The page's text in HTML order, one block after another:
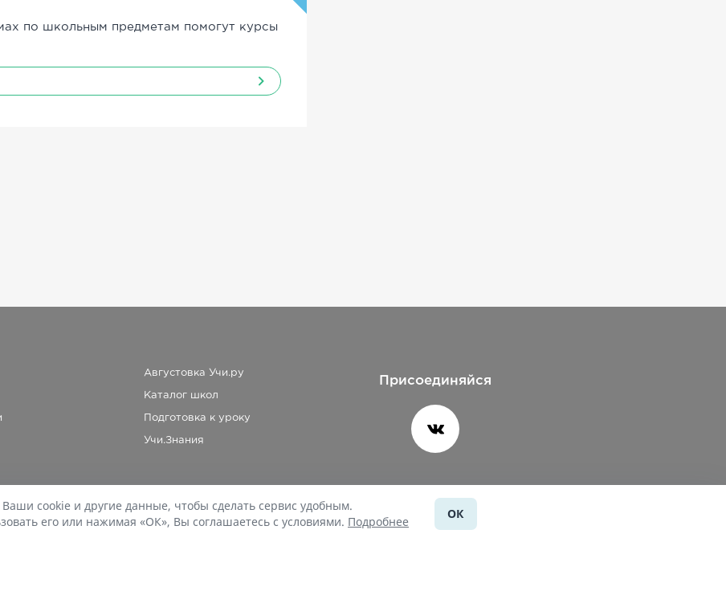
по школьным предметам помогут курсы
Августовка Учи.ру
Каталог школ
Подготовка к уроку
Учи.Знания
Присоединяйся
При копировании материалов uchi.ru/otvety ссылка на сайт обязательна.
Ваши cookie и другие данные, чтобы сделать сервис удобным.
его или нажимая «ОК», Вы соглашаетесь с условиями. Подробнее
ОК